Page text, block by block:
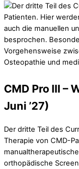
CMD Pro III –
Juni ’27)
Der dritte Teil des
Therapie von CMD-
orthopädische